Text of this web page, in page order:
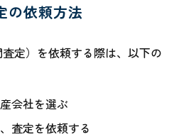
の依頼方法
定）を依頼する際は、以下の
会社を選ぶ
査定を依頼する